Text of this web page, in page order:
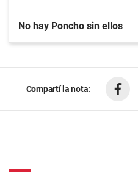
No hay Poncho sin ellos
Compartí la nota: